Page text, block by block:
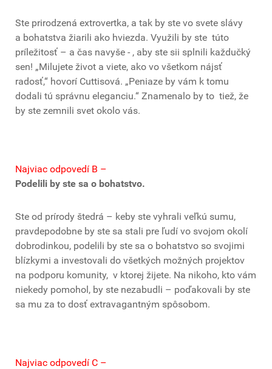
Ste prirodzená extrovertka, a tak by ste vo svete slávy
a bohatstva žiarili ako hviezda. Využili by ste túto
príležitosť – a čas navyše - , aby ste sii splnili každučký
sen! „Milujete život a viete, ako vo všetkom nájsť
radosť,“ hovorí Cuttisová. „Peniaze by vám k tomu
dodali tú správnu eleganciu.“ Znamenalo by to tiež, že
by ste zemnili svet okolo vás.
Najviac odpovedí B –
Podelili by ste sa o bohatstvo.
Ste od prírody štedrá – keby ste vyhrali veľkú sumu,
pravdepodobne by ste sa stali pre ľudí vo svojom okolí
dobrodinkou, podelili by ste sa o bohatstvo so svojimi
blízkymi a investovali do všetkých možných projektov
na podporu komunity, v ktorej žijete. Na nikoho, kto vám
niekedy pomohol, by ste nezabudli – poďakovali by ste
sa mu za to dosť extravagantným spôsobom.
Najviac odpovedí C –